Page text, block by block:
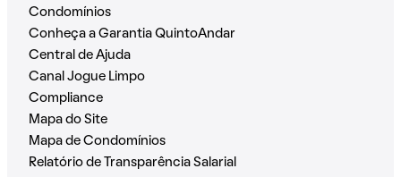
Condomínios
Conheça a Garantia QuintoAndar
Central de Ajuda
Canal Jogue Limpo
Compliance
Mapa do Site
Mapa de Condomínios
Relatório de Transparência Salarial